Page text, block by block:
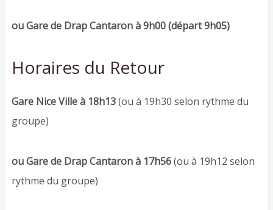
ou Gare de Drap Cantaron à 9h00 (départ 9h05)
Horaires du Retour
Gare Nice Ville à 18h13(ou à 19h30 selon rythme du
groupe)
ou Gare de Drap Cantaron à 17h56(ou à 19h12 selon
rythme du groupe)